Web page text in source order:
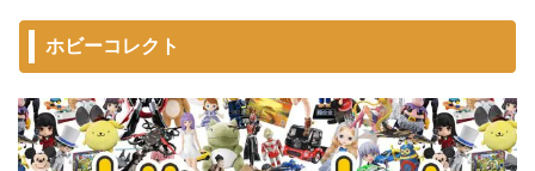
ホビーコレクト